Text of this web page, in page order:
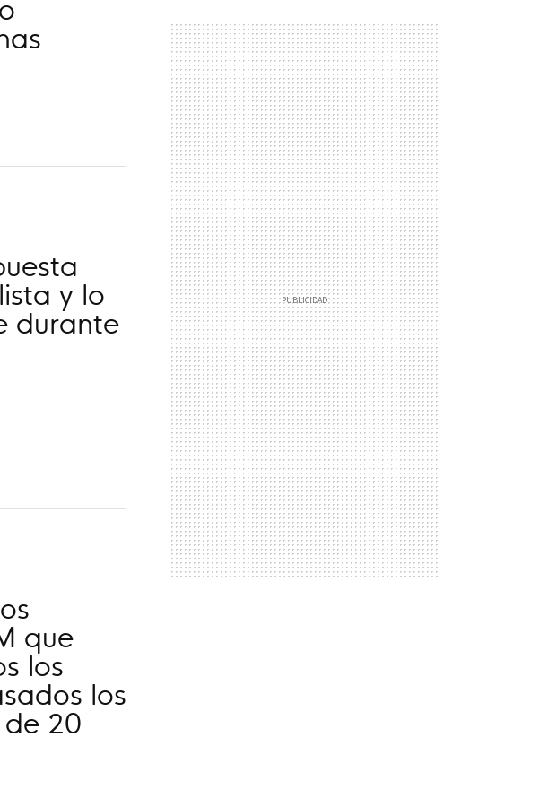
y lo
durante
que
los
los
20